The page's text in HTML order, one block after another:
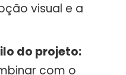
visual e a
do projeto:
com o